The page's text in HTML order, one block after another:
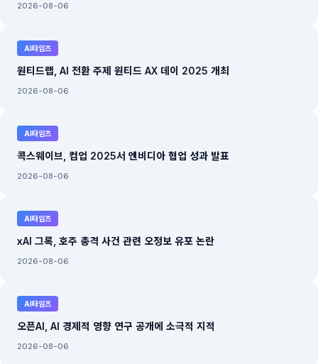
2026-08-06
AI타임즈
원티드랩, AI 전환 주제 원티드 AX 데이 2025 개최
2026-08-06
AI타임즈
콕스웨이브, 컴업 2025서 엔비디아 협업 성과 발표
2026-08-06
AI타임즈
xAI 그록, 호주 총격 사건 관련 오정보 유포 논란
2026-08-06
AI타임즈
오픈AI, AI 경제적 영향 연구 공개에 소극적 지적
2026-08-06